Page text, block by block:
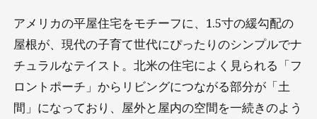
アメリカの平屋住宅をモチーフに、1.5寸の緩勾配の
屋根が、現代の子育て世代にぴったりのシンプルでナ
チュラルなテイスト。北米の住宅によく見られる「フ
ロントポーチ」からリビングにつながる部分が「土
間」になっており、屋外と屋内の空間を一続きのよう